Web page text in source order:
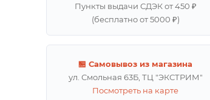
Пункты выдачи СДЭК от 450 ₽
(бесплатно от 5000 ₽)
🏪 Самовывоз из магазина
ул. Смольная 63Б, ТЦ "ЭКСТРИМ"
Посмотреть на карте